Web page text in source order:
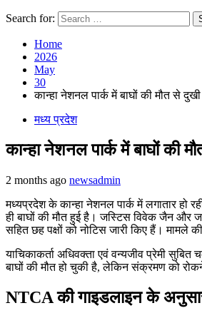
Search for:
Home
2026
May
30
कान्हा नेशनल पार्क में बाघों की मौत से
मध्य प्रदेश
कान्हा नेशनल पार्क में बाघों की
2 months ago newsadmin
मध्यप्रदेश के कान्हा नेशनल पार्क में लगातार हो
ही बाघों की मौत हुई है। जस्टिस विवेक जैन और
सहित छह पक्षों को नोटिस जारी किए हैं। मामले
याचिकाकर्ता अधिवक्ता एवं वन्यजीव प्रेमी
बाघों की मौत हो चुकी है, लेकिन संक्रमण को
NTCA की गाइडलाइन के